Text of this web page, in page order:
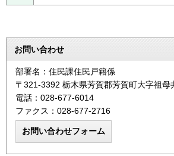
お問い合わせ
部署名：住民課住民戸籍係
〒321-3392 栃木県芳賀郡芳賀町大字祖母
電話：028-677-6014
ファクス：028-677-2716